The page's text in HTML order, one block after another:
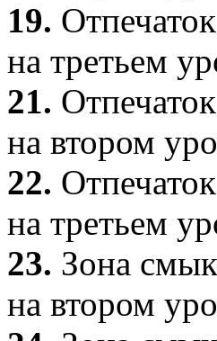
19.
на третьем
21.
на втором
22.
на третьем
23. Зона
на втором